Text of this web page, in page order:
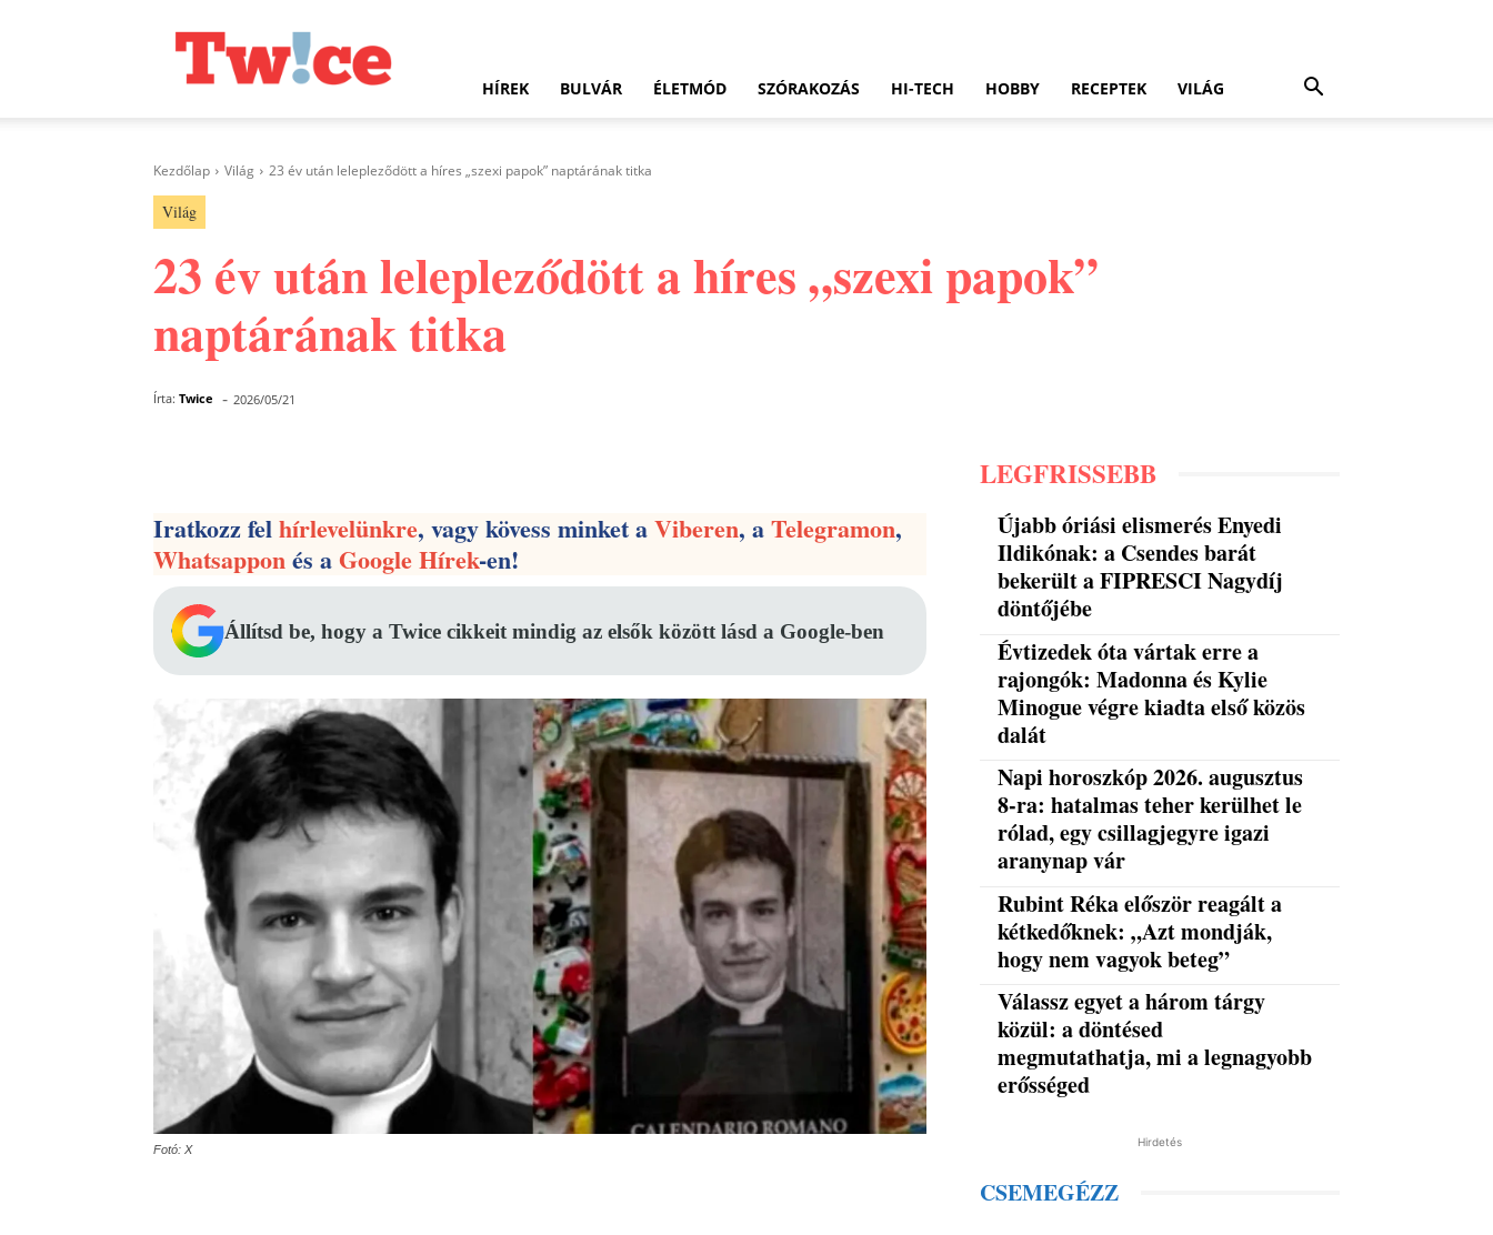
HÍREK BULVÁR ÉLETMÓD SZÓRAKOZÁS HI-TECH HOBBY RECEPTEK VILÁG
Kezdőlap Világ 23 év után lelepleződött a híres „szexi papok” naptárának titka
Világ
23 év után lelepleződött a híres „szexi papok”
naptárának titka
Írta: Twice - 2026/05/21
Iratkozz felhírlevelünkre, vagy kövess minket aViberen, aTelegramon,
Whatsapponés aGoogle Hírek-en!
Állítsd be, hogy a Twice cikkeit mindig az elsők között lásd a Google-ben
Fotó: X
LEGFRISSEBB
Újabb óriási elismerés Enyedi
Ildikónak: a Csendes barát
bekerült a FIPRESCI Nagydíj
döntőjébe
Évtizedek óta vártak erre a
rajongók: Madonna és Kylie
Minogue végre kiadta első közös
dalát
Napi horoszkóp 2026. augusztus
8-ra: hatalmas teher kerülhet le
rólad, egy csillagjegyre igazi
aranynap vár
Rubint Réka először reagált a
kétkedőknek: „Azt mondják,
hogy nem vagyok beteg”
Válassz egyet a három tárgy
közül: a döntésed
megmutathatja, mi a legnagyobb
erősséged
Hirdetés
CSEMEGÉZZ